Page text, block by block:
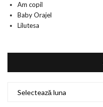
Am copil
Baby Orajel
Lilutesa